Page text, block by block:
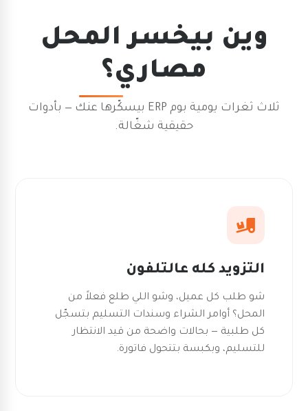
وين بيخسر المحل
مصاري؟
ثلاث ثغرات يومية بوم ERP بيسكّرها عنك — بأدوات
حقيقية شغّالة.
التزويد كله عالتلفون
شو طلب كل عميل، وشو اللي طلع فعلاً من
المحل؟ أوامر الشراء وسندات التسليم بتسجّل
كل طلبية — بحالات واضحة من قيد الانتظار
للتسليم، وبكبسة بتتحول فاتورة.